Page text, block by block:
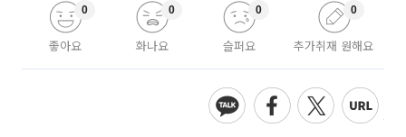
좋아요
0
화나요
0
슬퍼요
0
추가취재 원해요
0